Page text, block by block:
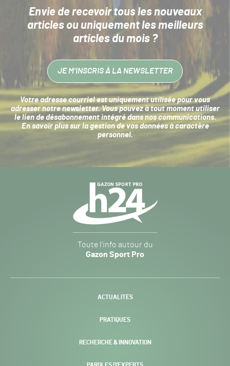
Envie de recevoir tous les nouveaux
articlesou uniquement les meilleurs
articles du mois ?
JE M’INSCRIS À LA NEWSLETTER
Votre adresse courriel est uniquement utilisée pour vous
adresser notre newsletter. Vous pouvez à tout moment utiliser
le lien de désabonnement intégré dans nos communications.
En savoir plus sur la gestion de vos données à caractère
personnel.
Sport
Pro
-
Toute l’info autour du
Gazon Sport Pro
ACTUALITÉS
PRATIQUES
RECHERCHE & INNOVATION